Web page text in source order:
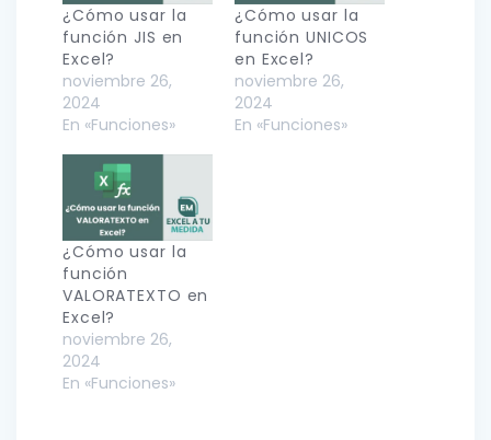
¿Cómo usar la
función JIS en
Excel?
noviembre 26,
2024
En «Funciones»
¿Cómo usar la
función UNICOS
en Excel?
noviembre 26,
2024
En «Funciones»
¿Cómo usar la
función
VALORATEXTO en
Excel?
noviembre 26,
2024
En «Funciones»